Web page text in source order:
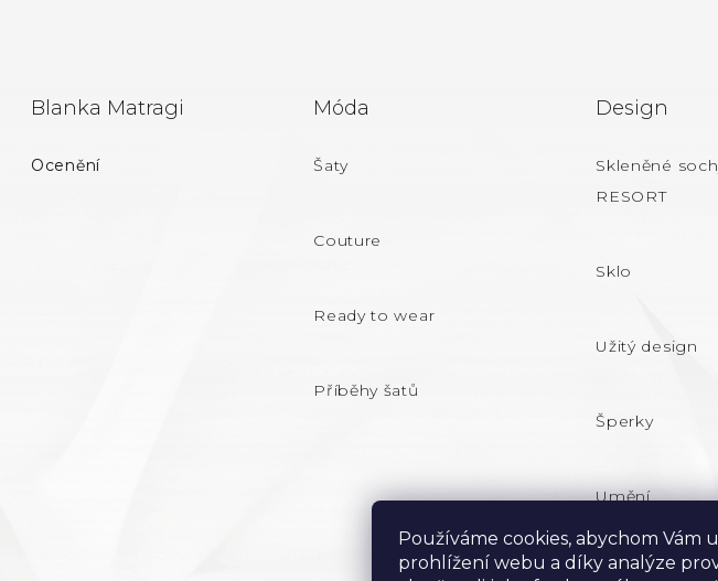
Používáme cookies, abychom Vám
prohlížení webu a díky analýze
Blanka Matragi
Ocenění
Móda
Šaty
Couture
Ready to wear
Příběhy šatů
Design
Skleněné
RESORT
Sklo
Užitý design
Šperky
Umění